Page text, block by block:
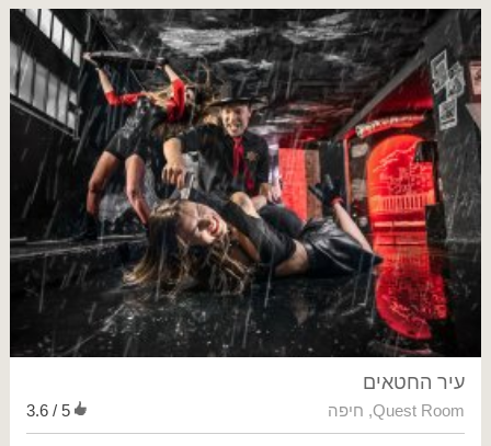
עיר החטאים
Quest Room
, חיפה 3.6 / 5